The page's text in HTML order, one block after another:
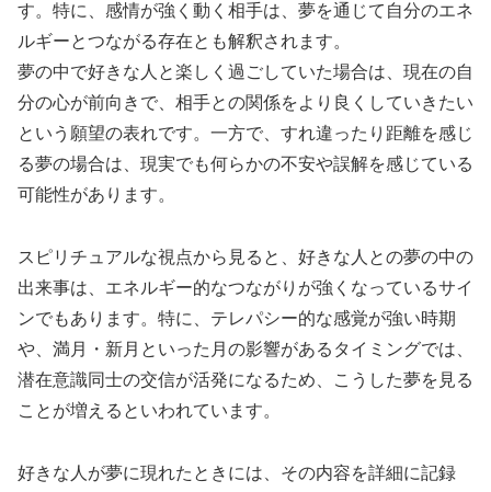
す。特に、感情が強く動く相手は、夢を通じて自分のエネ
ルギーとつながる存在とも解釈されます。
夢の中で好きな人と楽しく過ごしていた場合は、現在の自
分の心が前向きで、相手との関係をより良くしていきたい
という願望の表れです。一方で、すれ違ったり距離を感じ
る夢の場合は、現実でも何らかの不安や誤解を感じている
可能性があります。
スピリチュアルな視点から見ると、好きな人との夢の中の
出来事は、エネルギー的なつながりが強くなっているサイ
ンでもあります。特に、テレパシー的な感覚が強い時期
や、満月・新月といった月の影響があるタイミングでは、
潜在意識同士の交信が活発になるため、こうした夢を見る
ことが増えるといわれています。
好きな人が夢に現れたときには、その内容を詳細に記録